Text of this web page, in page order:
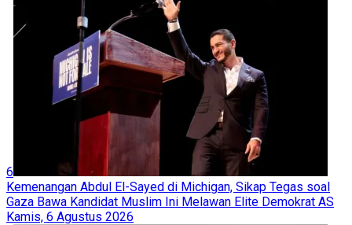
6
Kemenangan Abdul El-Sayed di Michigan, Sikap Tegas soal
Gaza Bawa Kandidat Muslim Ini Melawan Elite Demokrat AS
Kamis, 6 Agustus 2026